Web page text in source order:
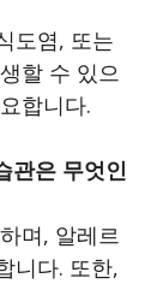
도염, 또는
할 수 있으
합니다.
관은 무엇인
며, 알레르
니다. 또한,